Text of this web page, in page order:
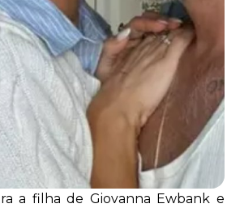
a filha de Giovanna Ewbank e